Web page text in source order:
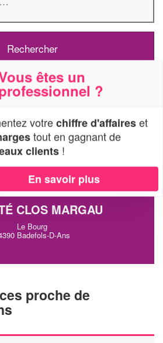
d'organisation
Badefols-D-Ans
CLOS MARGAU
Le Bourg
Badefols-D-Ans
proche de
êtes un
?
votrechiffre d'affaireset
tout en gagnant de
clients !
En savoir plus